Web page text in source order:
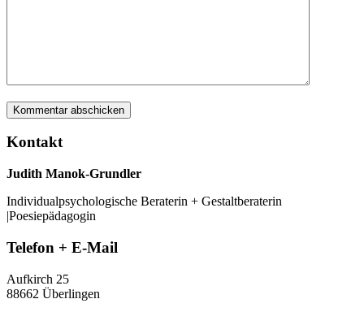
Kontakt
Judith Manok-Grundler
Individualpsychologische Beraterin + Gestaltberaterin
|Poesiepädagogin
Telefon + E-Mail
Aufkirch 25
88662 Überlingen